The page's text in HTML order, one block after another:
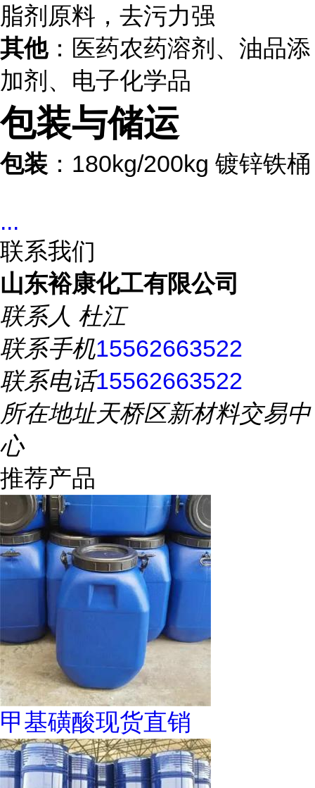
脂剂原料，去污力强
其他：医药农药溶剂、油品添
加剂、电子化学品
包装与储运
包装 ：180kg/200kg 镀锌铁桶
...
联系我们
山东裕康化工有限公司
联系人 杜江
联系手机15562663522
联系电话15562663522
所在地址天桥区新材料交易中
心
推荐产品
甲基磺酸现货直销